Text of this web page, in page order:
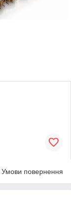
Умови повернення